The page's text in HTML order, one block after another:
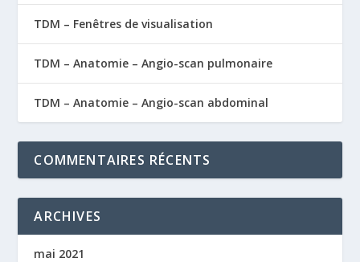
TDM – Fenêtres de visualisation
TDM – Anatomie – Angio-scan pulmonaire
TDM – Anatomie – Angio-scan abdominal
COMMENTAIRES RÉCENTS
ARCHIVES
mai 2021